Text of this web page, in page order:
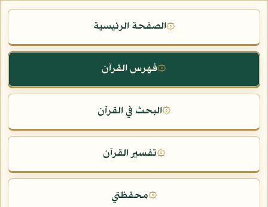
۞الصفحة الرئيسية
۞فهرس القرآن
۞البحث في القرآن
۞تفسير القرآن
۞محفظتي